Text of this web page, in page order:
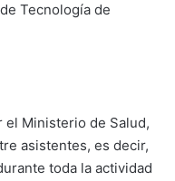
Tecnología de
el Ministerio de Salud,
asistentes, es decir,
toda la actividad